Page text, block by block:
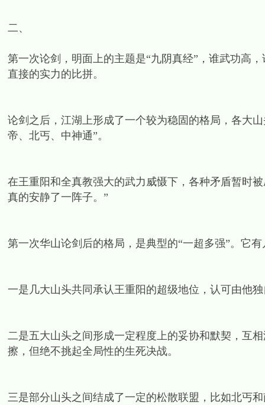
二、
第一次论剑，明面上的主题是“九阴真经”，谁武功高
直接的实力的比拼。
论剑之后，江湖上形成了一个较为稳固的格局，各大
帝、北丐、中神通”。
在王重阳和全真教强大的武力威慑下，各种矛盾暂时
真的安静了一阵子。”
第一次华山论剑后的格局，是典型的“一超多强”。它
一是几大山头共同承认王重阳的超级地位，认可由他
二是五大山头之间形成一定程度上的妥协和默契，互
擦，但绝不挑起全局性的生死决战。
三是部分山头之间结成了一定的松散联盟，比如北丐